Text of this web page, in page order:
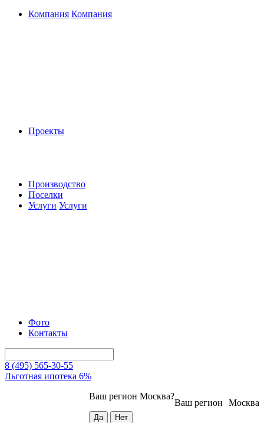
Компания Компания
Проекты
Производство
Поселки
Услуги Услуги
Фото
Контакты
8 (495) 565-30-55
Льготная ипотека 6%
Москва
Ваш регион
Ваш регион Москва?